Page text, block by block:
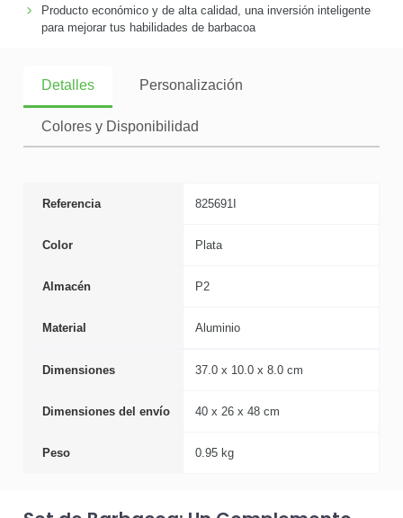
Producto económico y de alta calidad, una inversión inteligente
para mejorar tus habilidades de barbacoa
Detalles Personalización
Colores y Disponibilidad
Referencia 825691I
Color Plata
Almacén P2
Material Aluminio
Dimensiones 37.0 x 10.0 x 8.0 cm
Dimensiones del envío 40 x 26 x 48 cm
Peso 0.95 kg